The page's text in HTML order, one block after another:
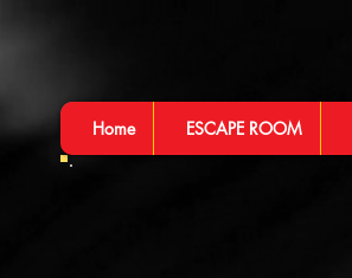
Home ESCAPE ROOM